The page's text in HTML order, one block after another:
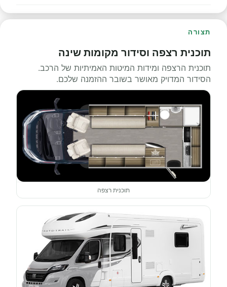
תצורה
תוכנית רצפה וסידור מקומות שינה
תוכנית הרצפה ומידות המיטות האמיתיות של הרכב.
הסידור המדויק מאושר בשובר ההזמנה שלכם.
תוכנית רצפה